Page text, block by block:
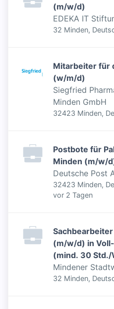
(m/w/d)
EDEKA IT
32 Minden,
Mitarbeiter für
(w/m/d)
Siegfried
Minden GmbH
32423 Minden,
Postbote für
Minden (m/w/
Deutsche Post
32423 Minden,
Veröffentlicht
vor 2 Tagen
(m/w/d) in
(mind. 30 Std./
Mindener
32 Minden,